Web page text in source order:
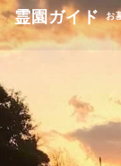
霊園ガイド お